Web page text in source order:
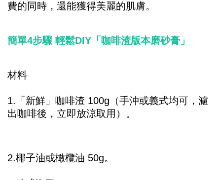
費的同時，還能獲得美麗的肌膚。
簡單4步驟 輕鬆DIY「咖啡渣版本磨砂膏」
材料
1.「新鮮」咖啡渣 100g（手沖或義式均可，濾
出咖啡後，立即放涼取用）。
2.椰子油或橄欖油 50g。